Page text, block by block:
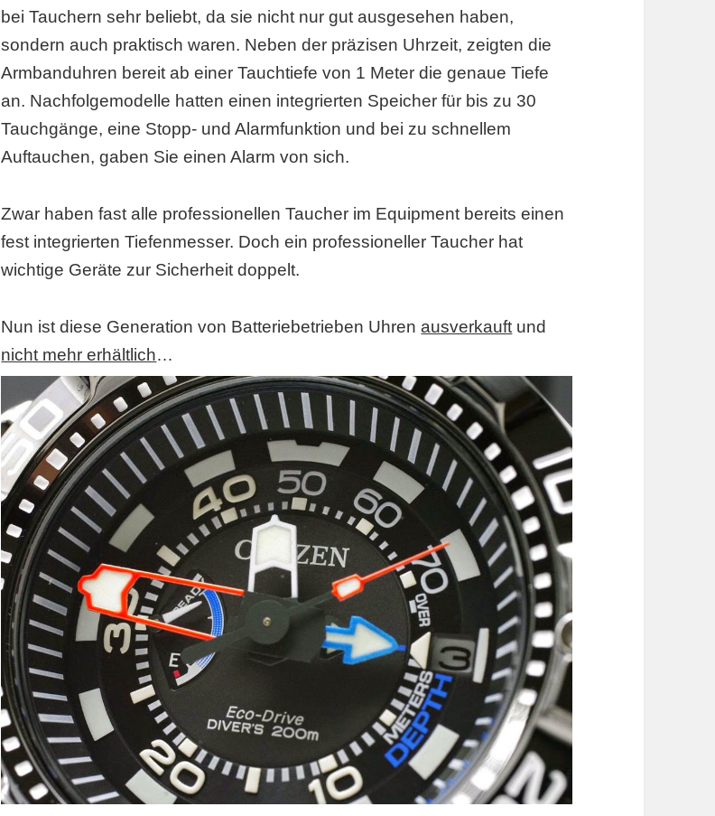
bei Tauchern sehr beliebt, da sie nicht nur gut ausgesehen haben,
sondern auch praktisch waren. Neben der präzisen Uhrzeit, zeigten die
Armbanduhren bereit ab einer Tauchtiefe von 1 Meter die genaue Tiefe
an. Nachfolgemodelle hatten einen integrierten Speicher für bis zu 30
Tauchgänge, eine Stopp- und Alarmfunktion und bei zu schnellem
Auftauchen, gaben Sie einen Alarm von sich.
Zwar haben fast alle professionellen Taucher im Equipment bereits einen
fest integrierten Tiefenmesser. Doch ein professioneller Taucher hat
wichtige Geräte zur Sicherheit doppelt.
Nun ist diese Generation von Batteriebetrieben Uhrenausverkauft und
nicht mehr erhältlich…